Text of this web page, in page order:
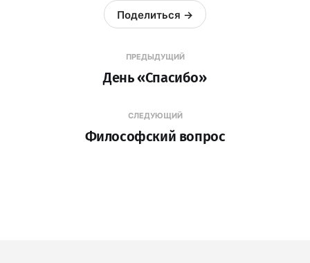
ПРЕДЫДУЩИЙ
День «Спасибо»
Поделиться →
СЛЕДУЮЩИЙ
Философский вопрос